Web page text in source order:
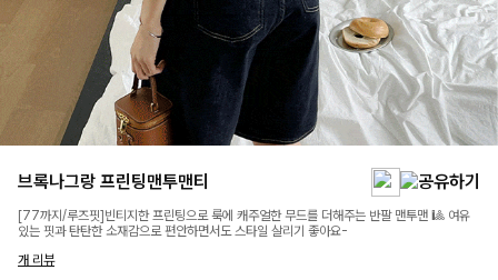
브록나그랑 프린팅맨투맨티
[77까지/루즈핏]빈티지한 프린팅으로 룩에 캐주얼한 무드를 더해주는 반팔 맨투맨 🎱 여유
있는 핏과 탄탄한 소재감으로 편안하면서도 스타일 살리기 좋아요-
개 리뷰